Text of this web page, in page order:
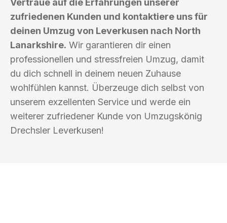
Vertraue auf die Erfahrungen unserer
zufriedenen Kunden und kontaktiere uns für
deinen Umzug von Leverkusen nach North
Lanarkshire. Wir garantieren dir einen
professionellen und stressfreien Umzug, damit
du dich schnell in deinem neuen Zuhause
wohlfühlen kannst. Überzeuge dich selbst von
unserem exzellenten Service und werde ein
weiterer zufriedener Kunde von Umzugskönig
Drechsler Leverkusen!